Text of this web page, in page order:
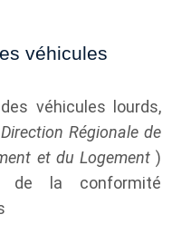
véhicules
véhicules lourds,
Direction Régionale de
et du Logement )
de la conformité